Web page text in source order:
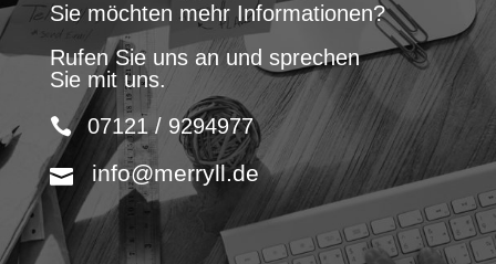
Sie möchten mehr Informationen?
Rufen Sie uns an und sprechen
Sie mit uns.
07121 / 9294977
info@merryll.de